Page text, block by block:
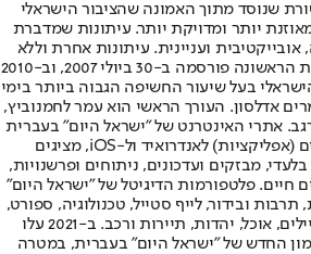
שנוסד מתוך האמונה שהציבור הישראלי
יותר ומדויקת יותר. עיתונות שמדברת
ועניינית. עיתונות אחרת וללא
תשלום. המהדורה המודפסת הראשונה פורסמה ב-30 ביולי 2007, וב-2010
בעל שיעור החשיפה הגבוה ביותר בימי
אדלסון. העורך הראשי הוא עמר לחמנוביץ,
אתרי האינטרנט של "ישראל היום" בעברית
ובאנגלית, כמו כן היישומונים (אפליקציות) לאנדרואיד ול-iOS, מציגים
מבזקים ועדכונים, ניתוחים ופרשנויות,
חיים. פלטפורמות הדיגיטל של "ישראל היום"
ובידור, לייף סטייל, טכנולוגיה, ספורט,
כלכלה וצרכנות, בריאות, חיילים, אוכל, יהדות, תיירות ורכב. ב-2021 עלו
החדש של "ישראל היום" בעברית, במטרה